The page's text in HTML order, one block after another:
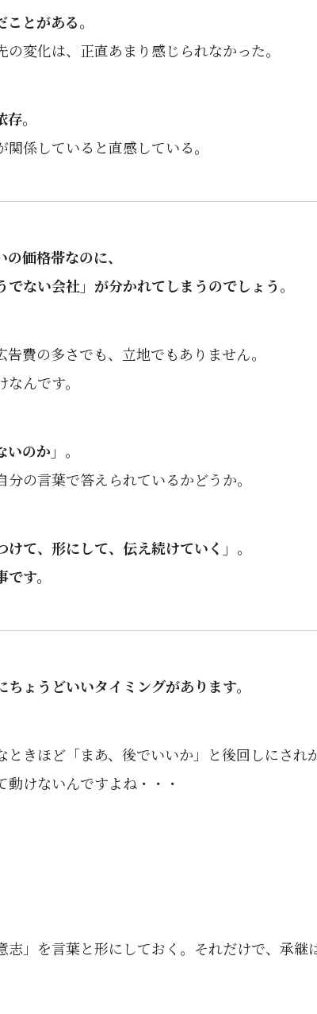
とがある。
変化は、正直あまり感じられなかった。
。
係していると直感している。
価格帯なのに、
でない会社」が分かれてしまうのでしょう。
費の多さでも、立地でもありません。
んです。
のか」。
の言葉で答えられているかどうか。
て、形にして、伝え続けていく」。
す。
ょうどいいタイミングがあります。
きほど「まあ、後でいいか」と後回しにされ
けないんですよね・・・
」を言葉と形にしておく。それだけで、承継